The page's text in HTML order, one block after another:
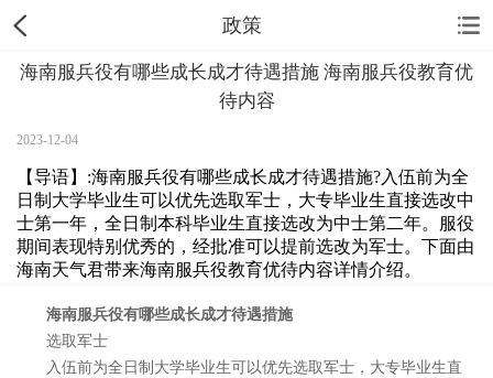
政策
海南服兵役有哪些成长成才待遇措施 海南服兵役教育优
待内容
2023-12-04
【导语】:海南服兵役有哪些成长成才待遇措施?入伍前为全
日制大学毕业生可以优先选取军士，大专毕业生直接选改中
士第一年，全日制本科毕业生直接选改为中士第二年。服役
期间表现特别优秀的，经批准可以提前选改为军士。下面由
海南天气君带来海南服兵役教育优待内容详情介绍。
海南服兵役有哪些成长成才待遇措施
选取军士
入伍前为全日制大学毕业生可以优先选取军士，大专毕业生直